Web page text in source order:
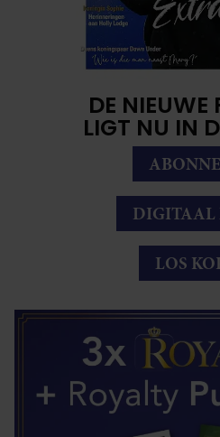
DE NIEUWE
LIGT NU IN
DIGITAAL
LOS